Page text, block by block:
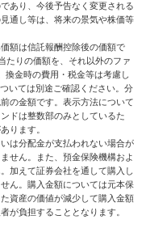
あり、今後予告なく変更される
通し等は、将来の景気や株価等
額は信託報酬控除後の価額で
たりの価額を、それ以外のファ
換金時の費用・税金等は考慮し
いては別途ご確認ください。分
の金額です。表示方法について
ドは整数部のみとしているた
ります。
は分配金が支払われない場合が
せん。また、預金保険機構およ
加えて証券会社を通して購入し
ん。購入金額については元本保
資産の価値が減少して購入金額
が負担することとなります。